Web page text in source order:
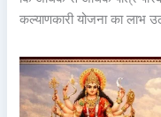
कल्याणकारी योजना का लाभ